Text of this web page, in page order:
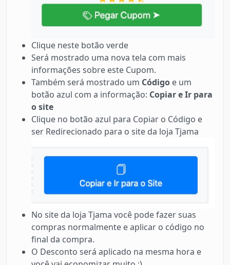
Clique neste botão verde
Será mostrado uma nova tela com mais
informações sobre este Cupom.
Também será mostrado um Código e um
botão azul com a informação: Copiar e Ir para
o site
Clique no botão azul para Copiar o Código e
ser Redirecionado para o site da loja Tjama
No site da loja Tjama você pode fazer suas
compras normalmente e aplicar o código no
final da compra.
O Desconto será aplicado na mesma hora e